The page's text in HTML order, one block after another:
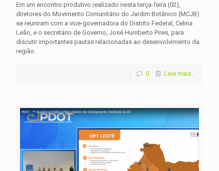
Em um encontro produtivo realizado nesta terça-feira (02),
diretores do Movimento Comunitário do Jardim Botânico (MCJB)
se reuniram com a vice-governadora do Distrito Federal, Celina
Leão, e o secretário de Governo, José Humberto Pires, para
discutir importantes pautas relacionadas ao desenvolvimento da
região.
0 Leia mais...